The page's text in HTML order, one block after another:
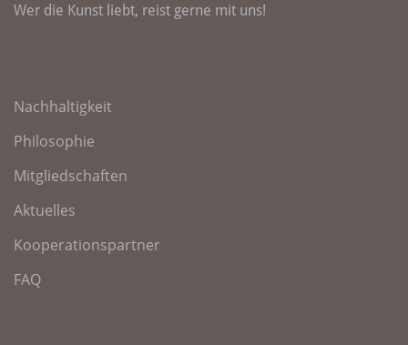
Wer die Kunst liebt, reist gerne mit uns!
Nachhaltigkeit
Philosophie
Mitgliedschaften
Aktuelles
Kooperationspartner
FAQ